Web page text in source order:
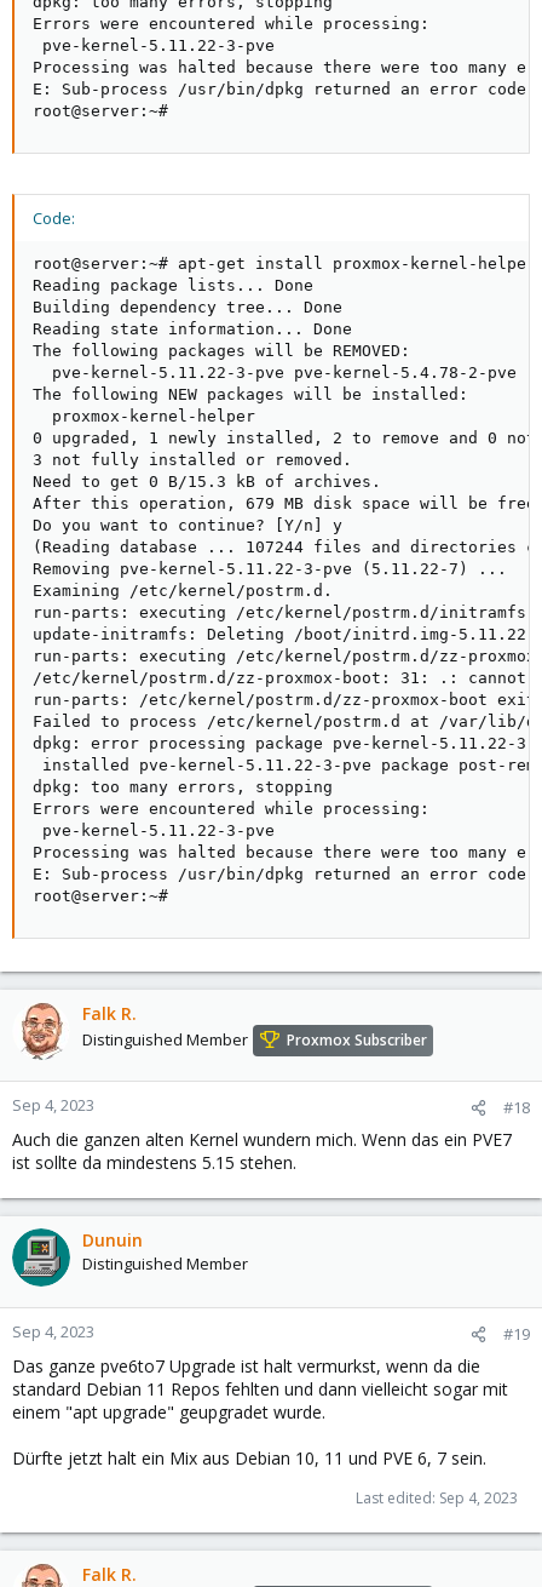
Errors were encountered while processing:
pve-kernel-5.11.22-3-pve
Processing was halted because there were too many
E: Sub-process /usr/bin/dpkg returned an error code
root@server:~#
Code:
root@server:~# apt-get install proxmox-kernel-helper
Reading package lists... Done
Building dependency tree... Done
Reading state information... Done
The following packages will be REMOVED:
  pve-kernel-5.11.22-3-pve pve-kernel-5.4.78-2-pve
The following NEW packages will be installed:
  proxmox-kernel-helper
0 upgraded, 1 newly installed, 2 to remove and 0 not
3 not fully installed or removed.
Need to get 0 B/15.3 kB of archives.
After this operation, 679 MB disk space will be
Do you want to continue? [Y/n] y
(Reading database ... 107244 files and directories
Removing pve-kernel-5.11.22-3-pve (5.11.22-7) ...
Examining /etc/kernel/postrm.d.
run-parts: executing /etc/kernel/postrm.d/initramfs-
update-initramfs: Deleting /boot/initrd.img-5.11.22-
run-parts: executing /etc/kernel/postrm.d/zz-
/etc/kernel/postrm.d/zz-proxmox-boot: 31: .:
run-parts: /etc/kernel/postrm.d/zz-proxmox-boot
Failed to process /etc/kernel/postrm.d at /var/lib/
dpkg: error processing package pve-kernel-5.11.22-
installed pve-kernel-5.11.22-3-pve package post-
dpkg: too many errors, stopping
Errors were encountered while processing:
pve-kernel-5.11.22-3-pve
Processing was halted because there were too many
E: Sub-process /usr/bin/dpkg returned an error code
root@server:~#
Falk R.
Distinguished Member Proxmox Subscriber
Sep 4, 2023 #18
Auch die ganzen alten Kernel wundern mich. Wenn das ein PVE7
ist sollte da mindestens 5.15 stehen.
Dunuin
Distinguished Member
Sep 4, 2023 #19
Das ganze pve6to7 Upgrade ist halt vermurkst, wenn da die
standard Debian 11 Repos fehlten und dann vielleicht sogar mit
einem "apt upgrade" geupgradet wurde.
Dürfte jetzt halt ein Mix aus Debian 10, 11 und PVE 6, 7 sein.
Last edited: Sep 4, 2023
Falk R.